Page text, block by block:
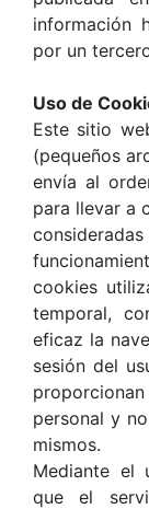
información
por un
Uso de
Este sitio
(pequeños
envía al
para llevar a
cookies
temporal,
eficaz la
sesión del
personal y
mismos.
Mediante el
que el